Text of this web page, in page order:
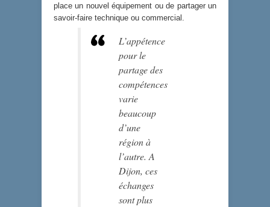
place un nouvel équipement ou de partager un
savoir-faire technique ou commercial.
L’appétence
pour le
partage des
compétences
varie
beaucoup
d’une
région à
l’autre. A
Dijon, ces
échanges
sont plus